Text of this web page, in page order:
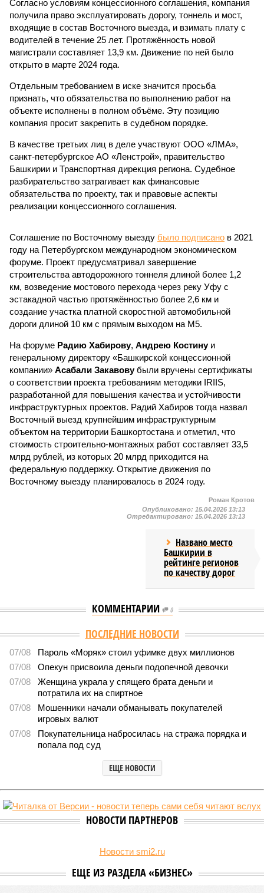
Согласно условиям концессионного соглашения, компания
получила право эксплуатировать дорогу, тоннель и мост,
входящие в состав Восточного выезда, и взимать плату с
водителей в течение 25 лет. Протяжённость новой
магистрали составляет 13,9 км. Движение по ней было
открыто в марте 2024 года.
Отдельным требованием в иске значится просьба
признать, что обязательства по выполнению работ на
объекте исполнены в полном объёме. Эту позицию
компания просит закрепить в судебном порядке.
В качестве третьих лиц в деле участвуют ООО «ЛМА»,
санкт-петербургское АО «Ленстрой», правительство
Башкирии и Транспортная дирекция региона. Судебное
разбирательство затрагивает как финансовые
обязательства по проекту, так и правовые аспекты
реализации концессионного соглашения.
Соглашение по Восточному выезду было подписано в 2021
году на Петербургском международном экономическом
форуме. Проект предусматривал завершение
строительства автодорожного тоннеля длиной более 1,2
км, возведение мостового перехода через реку Уфу с
эстакадной частью протяжённостью более 2,6 км и
создание участка платной скоростной автомобильной
дороги длиной 10 км с прямым выходом на М5.
На форуме Радию Хабирову, Андрею Костинуи
генеральному директору «Башкирской концессионной
компании» Асабали Закавовубыли вручены сертификаты
о соответствии проекта требованиям методики IRIIS,
разработанной для повышения качества и устойчивости
инфраструктурных проектов. Радий Хабиров тогда назвал
Восточный выезд крупнейшим инфраструктурным
объектом на территории Башкортостана и отметил, что
стоимость строительно-монтажных работ составляет 33,5
млрд рублей, из которых 20 млрд приходится на
федеральную поддержку. Открытие движения по
Восточному выезду планировалось в 2024 году.
Роман Кротов
Опубликовано: 15.04.2026 13:13
Отредактировано: 15.04.2026 13:13
Названо место
Башкирии в
рейтинге регионов
по качеству дорог
КОММЕНТАРИИ 0
Версия //Власть //Раскрыта выделенная на развитие промышленности
Раскрыта выделенная на развитие промышленности
Башкирии в 2026 году сумма
План на миллиарды
Раскрыта выделенная на развитие промышленности Башкирии в 2026
Стало известно, что в 2026 году на развитие промышленного
сектора Башкирии будет направлено более 2 миллиардов рублей.
О планах выделить на поддержку промышленного сектора
региона в 2026 году 2 миллиарда рублей было объявлено
на заседании правительства Республики Башкортостан